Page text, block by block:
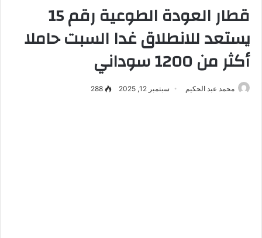
قطار العودة الطوعية رقم 15
يستعد للانطلاق غدا السبت حاملا
أكثر من 1200 سوداني
محمد عبد الحكيم سبتمبر 12, 2025 288